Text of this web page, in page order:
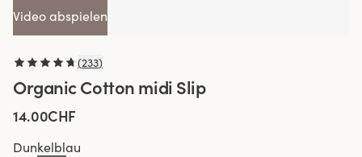
Video abspielen
(233)
Organic Cotton midi Slip
14.00CHF
Dunkelblau